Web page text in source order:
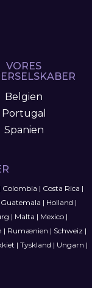
VORES
Belgien
Portugal
Spanien
Colombia | Costa Rica |
Guatemala | Holland |
| Malta | Mexico |
| Rumænien | Schweiz |
| Tyskland | Ungarn |